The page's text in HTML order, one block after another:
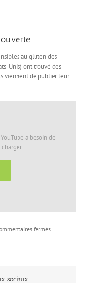
au gluten des
Unis) ont trouvé des
viennent de publier leur
a besoin de
ferméssur
sans
sociaux